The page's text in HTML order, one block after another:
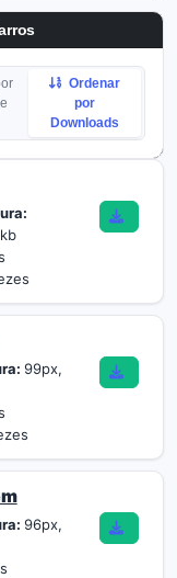
Ordenar
por
Downloads
99px,
96px,